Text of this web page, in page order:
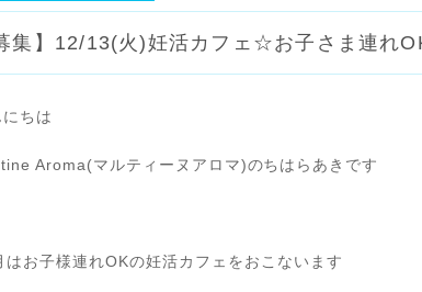
集】12/13(火)妊活カフェ☆お子さま連れ
にちは
Aroma(マルティーヌアロマ)のちはらあきです
はお子様連れOKの妊活カフェをおこないます